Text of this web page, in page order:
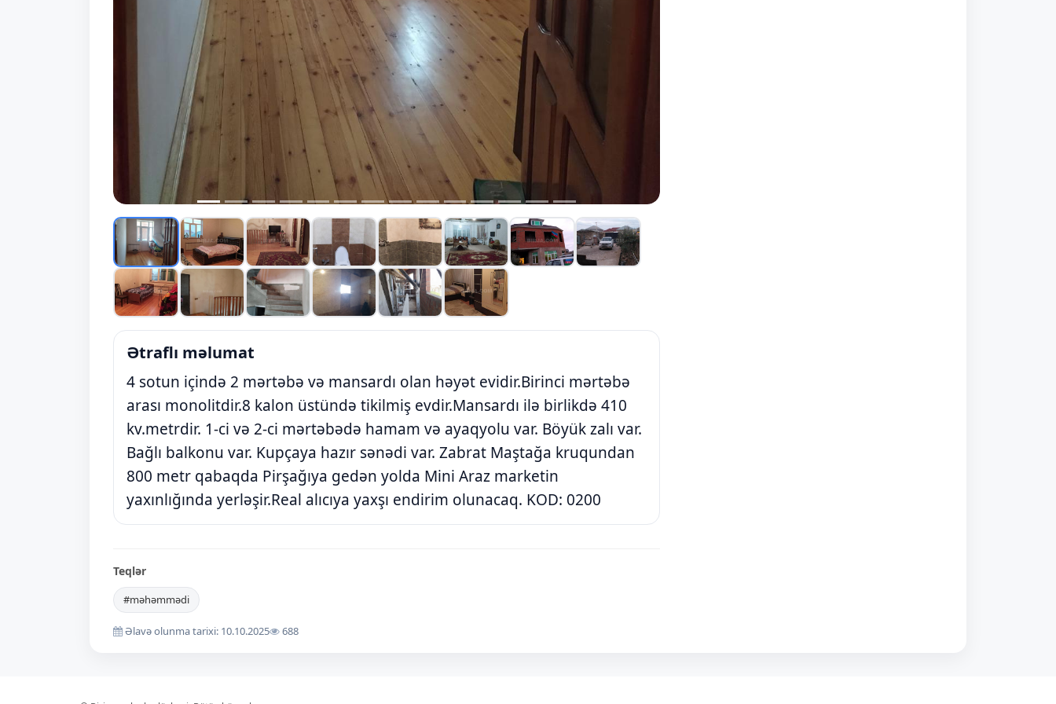
Ətraflı məlumat
4 sotun içində 2 mərtəbə və mansardı olan həyət evidir.Birinci mərtəbə
arası monolitdir.8 kalon üstündə tikilmiş evdir.Mansardı ilə birlikdə 410
kv.metrdir. 1-ci və 2-ci mərtəbədə hamam və ayaqyolu var. Böyük zalı var.
Bağlı balkonu var. Kupçaya hazır sənədi var. Zabrat Maştağa kruqundan
800 metr qabaqda Pirşağıya gedən yolda Mini Araz marketin
yaxınlığında yerləşir.Real alıcıya yaxşı endirim olunacaq. KOD: 0200
Teqlər
#məhəmmədi
Əlavə olunma tarixi: 10.10.2025 688